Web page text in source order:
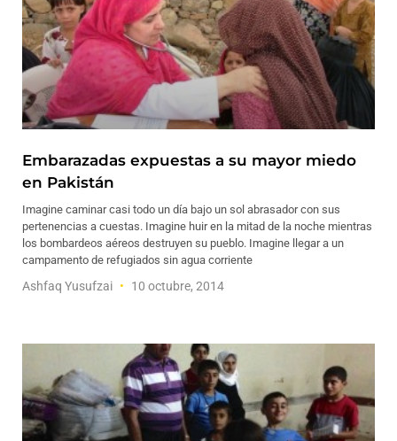
Embarazadas expuestas a su mayor miedo
en Pakistán
Imagine caminar casi todo un día bajo un sol abrasador con sus
pertenencias a cuestas. Imagine huir en la mitad de la noche mientras
los bombardeos aéreos destruyen su pueblo. Imagine llegar a un
campamento de refugiados sin agua corriente
Ashfaq Yusufzai 10 octubre, 2014